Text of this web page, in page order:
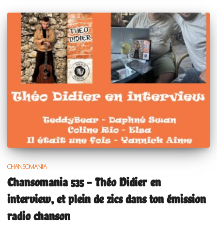
CHANSOMANIA
Chansomania 535 – Théo Didier en
interview, et plein de zics dans ton émission
radio chanson